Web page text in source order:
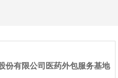
份有限公司医药外包服务基地